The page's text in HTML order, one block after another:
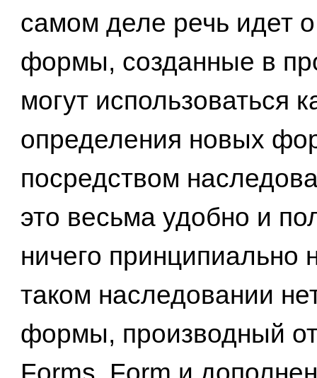
самом деле речь идет
формы, созданные в
могут использоваться
определения новых
посредством
это весьма удобно и
ничего принципиально
таком наследовании
формы, производный